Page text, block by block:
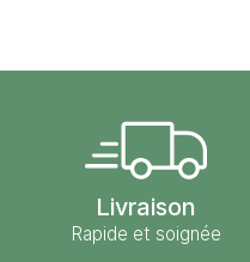
Livraison
Rapide et soignée